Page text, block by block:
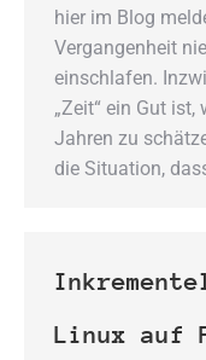
hier im Blog
Vergangenheit
einschlafen.
„Zeit“ ein Gut
Jahren zu
die Situation,
Linux auf